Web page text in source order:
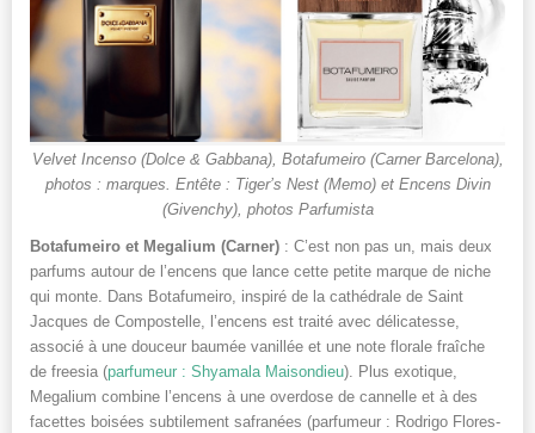
Velvet Incenso (Dolce & Gabbana), Botafumeiro (Carner Barcelona),
photos : marques. Entête : Tiger’s Nest (Memo) et Encens Divin
(Givenchy), photos Parfumista
Botafumeiro et Megalium (Carner) : C’est non pas un, mais deux
parfums autour de l’encens que lance cette petite marque de niche
qui monte. Dans Botafumeiro, inspiré de la cathédrale de Saint
Jacques de Compostelle, l’encens est traité avec délicatesse,
associé à une douceur baumée vanillée et une note florale fraîche
de freesia (parfumeur : Shyamala Maisondieu). Plus exotique,
Megalium combine l’encens à une overdose de cannelle et à des
facettes boisées subtilement safranées (parfumeur : Rodrigo Flores-